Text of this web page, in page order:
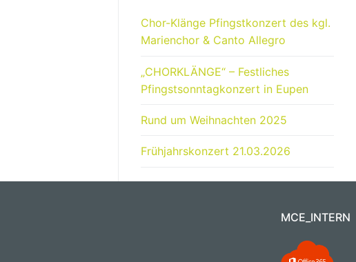
Chor-Klänge Pfingstkonzert des kgl.
Marienchor & Canto Allegro
„CHORKLÄNGE“ – Festliches
Pfingstsonntagkonzert in Eupen
Rund um Weihnachten 2025
Frühjahrskonzert 21.03.2026
MCE_INTERN